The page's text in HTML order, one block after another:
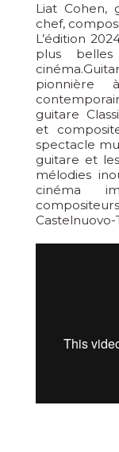
Liat Cohen,
chef,
L’édition
plus
guitare
et
spectacle
guitare et
mélodies
cinéma
Castelnuovo-